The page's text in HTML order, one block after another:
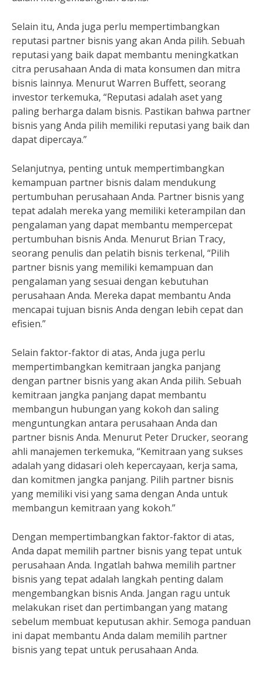
Selain itu, Anda juga perlu mempertimbangkan
reputasi partner bisnis yang akan Anda pilih. Sebuah
reputasi yang baik dapat membantu meningkatkan
citra perusahaan Anda di mata konsumen dan mitra
bisnis lainnya. Menurut Warren Buffett, seorang
investor terkemuka, “Reputasi adalah aset yang
paling berharga dalam bisnis. Pastikan bahwa partner
bisnis yang Anda pilih memiliki reputasi yang baik dan
dapat dipercaya.”
Selanjutnya, penting untuk mempertimbangkan
kemampuan partner bisnis dalam mendukung
pertumbuhan perusahaan Anda. Partner bisnis yang
tepat adalah mereka yang memiliki keterampilan dan
pengalaman yang dapat membantu mempercepat
pertumbuhan bisnis Anda. Menurut Brian Tracy,
seorang penulis dan pelatih bisnis terkenal, “Pilih
partner bisnis yang memiliki kemampuan dan
pengalaman yang sesuai dengan kebutuhan
perusahaan Anda. Mereka dapat membantu Anda
mencapai tujuan bisnis Anda dengan lebih cepat dan
efisien.”
Selain faktor-faktor di atas, Anda juga perlu
mempertimbangkan kemitraan jangka panjang
dengan partner bisnis yang akan Anda pilih. Sebuah
kemitraan jangka panjang dapat membantu
membangun hubungan yang kokoh dan saling
menguntungkan antara perusahaan Anda dan
partner bisnis Anda. Menurut Peter Drucker, seorang
ahli manajemen terkemuka, “Kemitraan yang sukses
adalah yang didasari oleh kepercayaan, kerja sama,
dan komitmen jangka panjang. Pilih partner bisnis
yang memiliki visi yang sama dengan Anda untuk
membangun kemitraan yang kokoh.”
Dengan mempertimbangkan faktor-faktor di atas,
Anda dapat memilih partner bisnis yang tepat untuk
perusahaan Anda. Ingatlah bahwa memilih partner
bisnis yang tepat adalah langkah penting dalam
mengembangkan bisnis Anda. Jangan ragu untuk
melakukan riset dan pertimbangan yang matang
sebelum membuat keputusan akhir. Semoga panduan
ini dapat membantu Anda dalam memilih partner
bisnis yang tepat untuk perusahaan Anda.